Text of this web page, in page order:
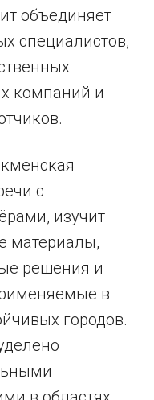
объединяет
специалистов,
компаний и
с
изучит
материалы,
решения и
в
городов.